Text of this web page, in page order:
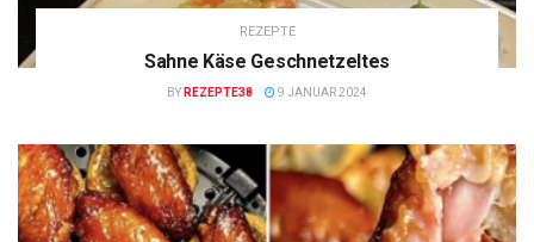
REZEPTE
Sahne Käse Geschnetzeltes
BY REZEPTE38 9 JANUAR 2024